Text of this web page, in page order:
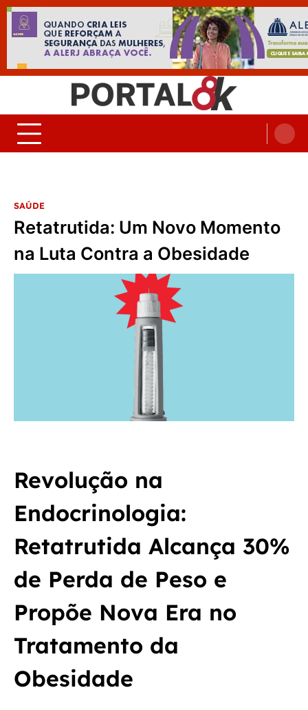
content
Portal 8K – Seu portal de
SAÚDE
Retatrutida: Um Novo Momento
na Luta Contra a Obesidade
Revolução na
Endocrinologia:
Retatrutida Alcança 30%
de Perda de Peso e
Propõe Nova Era no
Tratamento da
Obesidade